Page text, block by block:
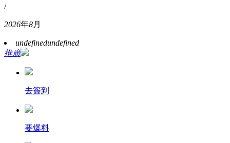
/
2026年8月
undefinedundefined
推廣
去簽到
要爆料